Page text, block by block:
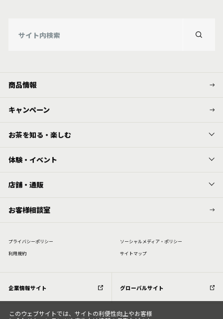
商品情報
キャンペーン
お茶を知る・楽しむ
体験・イベント
店舗・通販
お客様相談室
プライバシーポリシー
ソーシャルメディア・ポリシー
利⽤規約
サイトマップ
企業情報サイト グローバルサイト
このウェブサイトでは、サイトの利便性向上やお客様